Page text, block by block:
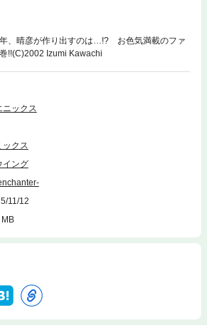
、晴彦が作り出すのは…!? お色気満載のファ
!!(C)2002 Izumi Kawachi
ニックス
ックス
イング
11/12